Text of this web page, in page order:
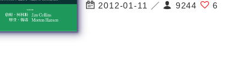
2012-01-11 ／ 9244 6